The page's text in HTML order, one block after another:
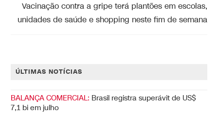
Vacinação contra a gripe terá plantões em escolas,
unidades de saúde e shopping neste fim de semana
ÚLTIMAS NOTÍCIAS
BALANÇA COMERCIAL: Brasil registra superávit de US$
7,1 bi em julho